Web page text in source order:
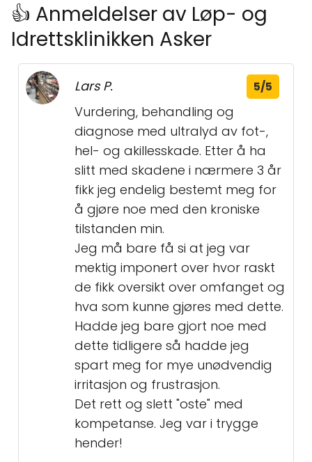
👍 Anmeldelser av Løp- og
Idrettsklinikken Asker
Lars P. 5/5
Vurdering, behandling og
diagnose med ultralyd av fot-,
hel- og akillesskade. Etter å ha
slitt med skadene i nærmere 3 år
fikk jeg endelig bestemt meg for
å gjøre noe med den kroniske
tilstanden min.
Jeg må bare få si at jeg var
mektig imponert over hvor raskt
de fikk oversikt over omfanget og
hva som kunne gjøres med dette.
Hadde jeg bare gjort noe med
dette tidligere så hadde jeg
spart meg for mye unødvendig
irritasjon og frustrasjon.
Det rett og slett "oste" med
kompetanse. Jeg var i trygge
hender!